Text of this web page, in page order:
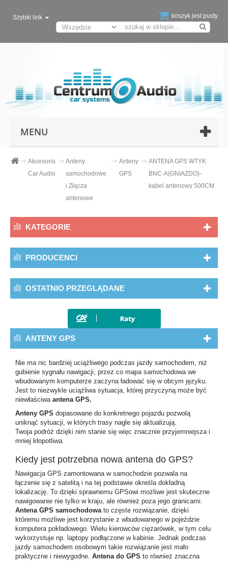
koszyk jest pusty
Szybki link
MENU
Akcesoria
Car Audio
Anteny
samochodowe
i Złącza
antenowe
Anteny
GPS
ANTENA GPS WTYK
BNC-A(GNIAZDO)-
kabel antenowy 500CM
KATEGORIE
PRODUCENCI
OSTATNIO PRZEGLĄDANE
ANTENY GPS
Nie ma nic bardziej uciążliwego podczas jazdy samochodem, niż
gubienie sygnału nawigacji, przez co mapa samochodowa we
wbudowanym komputerze zaczyna ładować się w obcym języku.
Jest to niezwykle uciążliwa sytuacja, której przyczyną może być
niewłaściwa antena GPS.
Anteny GPS dopasowane do konkretnego pojazdu pozwolą
uniknąć sytuacji, w których trasy nagle się aktualizują.
Twoja podróż dzięki nim stanie się więc znacznie przyjemniejsza i
mniej kłopotliwa.
Kiedy jest potrzebna nowa antena do GPS?
Nawigacja GPS zamontowana w samochodzie pozwala na
łączenie się z satelitą i na tej podstawie określa dokładną
lokalizację. To dzięki sprawnemu GPSowi możliwe jest skuteczne
nawigowanie nie tylko w kraju, ale również poza jego granicami.
Antena GPS samochodowato częste rozwiązanie, dzięki
któremu możliwe jest korzystanie z wbudowanego w pojeździe
komputera pokładowego. Wielu kierowców ciężarówek, w tym celu
wykorzystuje np. laptopy podłączone w kabinie. Jednak podczas
jazdy samochodem osobowym takie rozwiązanie jest mało
praktyczne i niewygodne. Antena do GPS to również znaczna